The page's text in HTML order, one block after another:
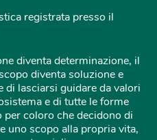
registrata presso il
diventa determinazione, il
diventa soluzione e
di lasciarsi guidare da valori
e di tutte le forme
coloro che decidono di
uno scopo alla propria vita,